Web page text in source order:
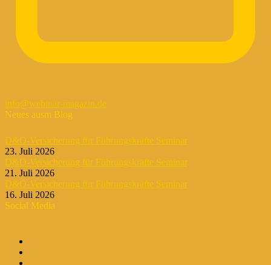
info@webinar-magazin.de
Neues ausm Blog
D&O-Versicherung für Führungskräfte Seminar
23. Juli 2026
D&O-Versicherung für Führungskräfte Seminar
21. Juli 2026
D&O-Versicherung für Führungskräfte Seminar
16. Juli 2026
Social Media